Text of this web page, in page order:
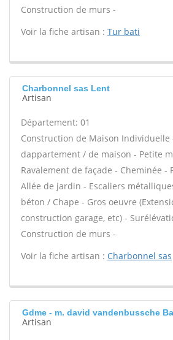
Construction de murs -
Voir la fiche artisan : Tur bati
Charbonnel sas Lent
Artisan
Département: 01
Construction de Maison Individuelle
dappartement / de maison - Petite
Ravalement de façade - Cheminée -
Allée de jardin - Escaliers
béton / Chape - Gros oeuvre
construction garage, etc) -
Construction de murs -
Voir la fiche artisan : Charbonnel sas
Gdme - m. david vandenbussche
Artisan